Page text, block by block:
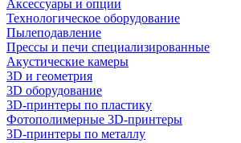
Аксессуары и опции
Технологическое оборудование
Пылеподавление
Прессы и печи специализированные
Акустические камеры
3D и геометрия
3D оборудование
3D-принтеры по пластику
Фотополимерные 3D-принтеры
3D-принтеры по металлу